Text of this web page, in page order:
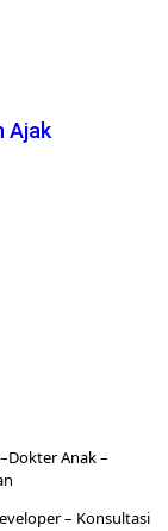
Ajak
–DokterAnak –
– Konsultasi